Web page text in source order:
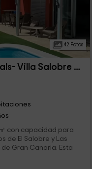
42 Fotos
Lightbooking Vacation Rentals- Villa Salobre Golf
con capacidad para
de El Salobre y Las
Gran Canaria. Esta